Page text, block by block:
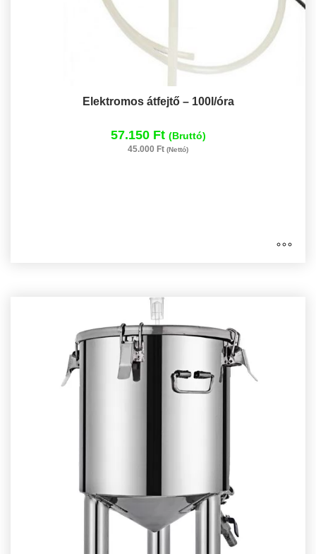
Elektromos átfejtő – 100l/óra
57.150 Ft (Bruttó)
45.000 Ft (Nettó)